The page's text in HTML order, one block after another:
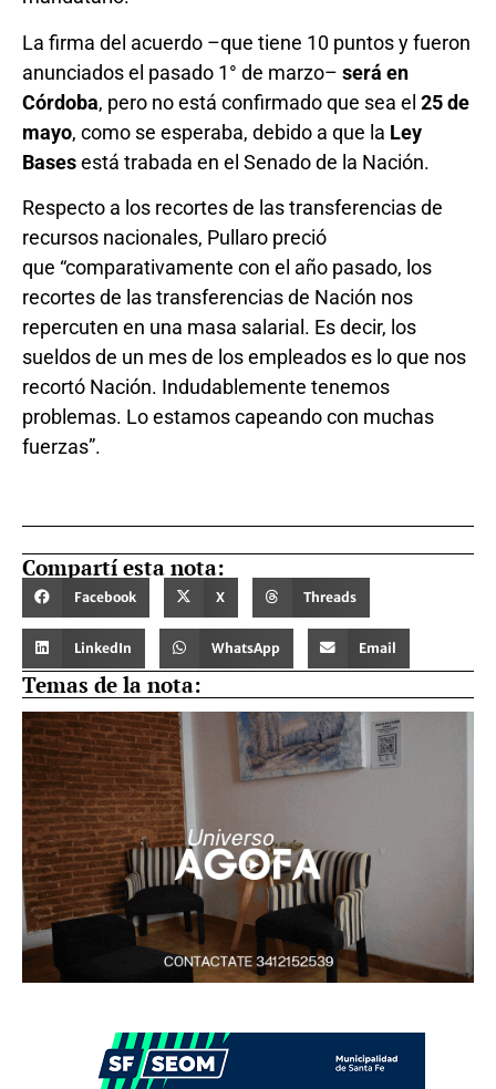
La firma del acuerdo –que tiene 10 puntos y fueron
anunciados el pasado 1° de marzo– será en
Córdoba, pero no está confirmado que sea el 25 de
mayo, como se esperaba, debido a que la Ley
Basesestá trabada en el Senado de la Nación.
Respecto a los recortes de las transferencias de
recursos nacionales, Pullaro preció
que “comparativamente con el año pasado, los
recortes de las transferencias de Nación nos
repercuten en una masa salarial. Es decir, los
sueldos de un mes de los empleados es lo que nos
recortó Nación. Indudablemente tenemos
problemas. Lo estamos capeando con muchas
fuerzas”.
Compartí esta nota:
Facebook X Threads
LinkedIn WhatsApp Email
Temas de la nota: